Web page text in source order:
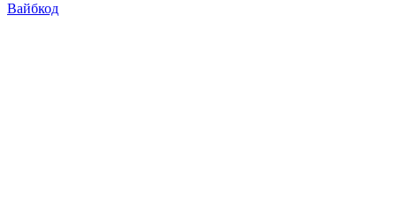
Вайбкод